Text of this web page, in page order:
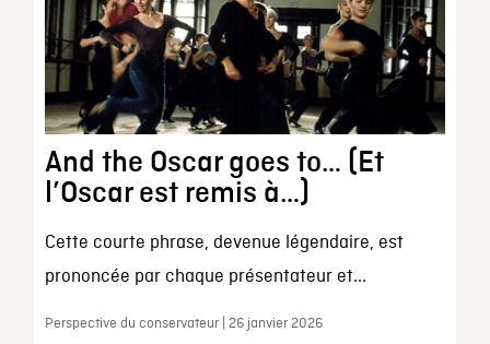
And the Oscar goes to… (Et
l’Oscar est remis à…)
Cette courte phrase, devenue légendaire, est
prononcée par chaque présentateur et...
Perspective du conservateur | 26 janvier 2026